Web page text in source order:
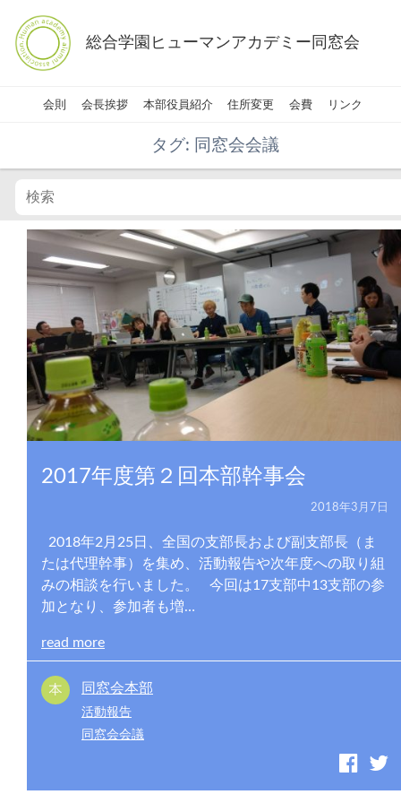
総合学園ヒューマンアカデミー同窓会
会則 会長挨拶 本部役員紹介 住所変更 会費 リンク
タグ: 同窓会会議
2017年度第２回本部幹事会
2018年3月7日
2018年2月25日、全国の支部長および副支部長（ま
たは代理幹事）を集め、活動報告や次年度への取り組
みの相談を行いました。 今回は17支部中13支部の参
加となり、参加者も増…
read more
同窓会本部
活動報告
同窓会会議